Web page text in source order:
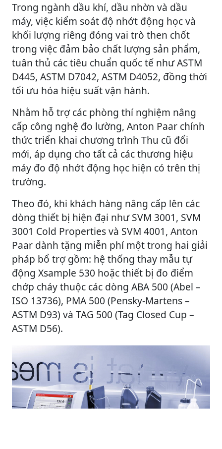
Trong ngành dầu khí, dầu nhờn và dầu
máy, việc kiểm soát độ nhớt động học và
khối lượng riêng đóng vai trò then chốt
trong việc đảm bảo chất lượng sản phẩm,
tuân thủ các tiêu chuẩn quốc tế như ASTM
D445, ASTM D7042, ASTM D4052, đồng thời
tối ưu hóa hiệu suất vận hành.
Nhằm hỗ trợ các phòng thí nghiệm nâng
cấp công nghệ đo lường, Anton Paar chính
thức triển khai chương trình Thu cũ đổi
mới, áp dụng cho tất cả các thương hiệu
máy đo độ nhớt động học hiện có trên thị
trường.
Theo đó, khi khách hàng nâng cấp lên các
dòng thiết bị hiện đại như SVM 3001, SVM
3001 Cold Properties và SVM 4001, Anton
Paar dành tặng miễn phí một trong hai giải
pháp bổ trợ gồm: hệ thống thay mẫu tự
động Xsample 530 hoặc thiết bị đo điểm
chớp cháy thuộc các dòng ABA 500 (Abel –
ISO 13736), PMA 500 (Pensky-Martens –
ASTM D93) và TAG 500 (Tag Closed Cup –
ASTM D56).